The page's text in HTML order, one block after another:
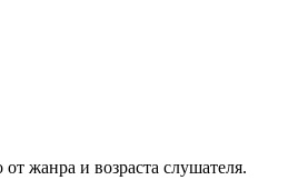
жанра и возраста слушателя.